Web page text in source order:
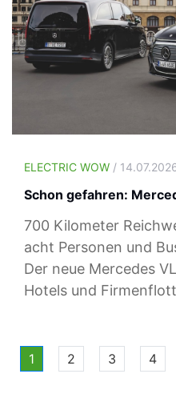
ELECTRIC WOW /
Schon gefahren:
700 Kilometer
acht Personen und
Der neue Mercedes
Hotels und
1 2 3 4